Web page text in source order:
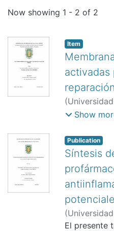
Now showing 1 - 2 of 2
Item
activadas
(
California.,)
Alfonso
Palomino
Show
Publication
Síntesis
(
California,)
El presente